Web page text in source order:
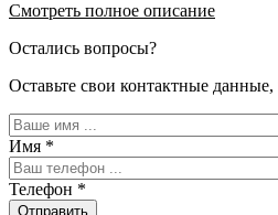
Смотреть полное описание
Остались вопросы?
Оставьте свои контактные
Имя *
Телефон *
Отправить